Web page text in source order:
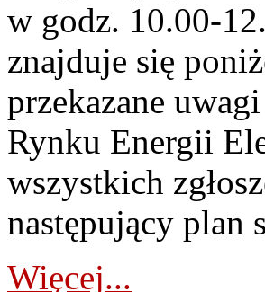
w godz. 10.00-
znajduje się
przekazane
Rynku Energii
wszystkich
następujący plan
Więcej...